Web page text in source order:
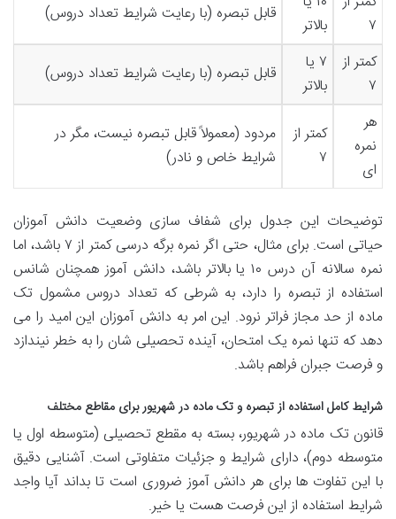
۷
بالاتر
قابل تبصره (با رعایت شرایط تعداد دروس)
کمتر از
۷
۷ یا
بالاتر
قابل تبصره (با رعایت شرایط تعداد دروس)
هر
نمره
ای
کمتر از
۷
مردود (معمولاً قابل تبصره نیست، مگر در
شرایط خاص و نادر)
توضیحات این جدول برای شفاف سازی وضعیت دانش آموزان
حیاتی است. برای مثال، حتی اگر نمره برگه درسی کمتر از ۷ باشد، اما
نمره سالانه آن درس ۱۰ یا بالاتر باشد، دانش آموز همچنان شانس
استفاده از تبصره را دارد، به شرطی که تعداد دروس مشمول تک
ماده از حد مجاز فراتر نرود. این امر به دانش آموزان این امید را می
دهد که تنها نمره یک امتحان، آینده تحصیلی شان را به خطر نیندازد
و فرصت جبران فراهم باشد.
شرایط کامل استفاده از تبصره و تک ماده در شهریور برای مقاطع مختلف
قانون تک ماده در شهریور، بسته به مقطع تحصیلی (متوسطه اول یا
متوسطه دوم)، دارای شرایط و جزئیات متفاوتی است. آشنایی دقیق
با این تفاوت ها برای هر دانش آموز ضروری است تا بداند آیا واجد
شرایط استفاده از این فرصت هست یا خیر.